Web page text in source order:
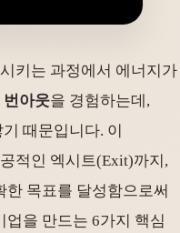
키는 과정에서 에너지가
번아웃을 경험하는데,
때문입니다. 이
적인 엑시트(Exit)까지,
한 목표를 달성함으로써
을 만드는 6가지 핵심